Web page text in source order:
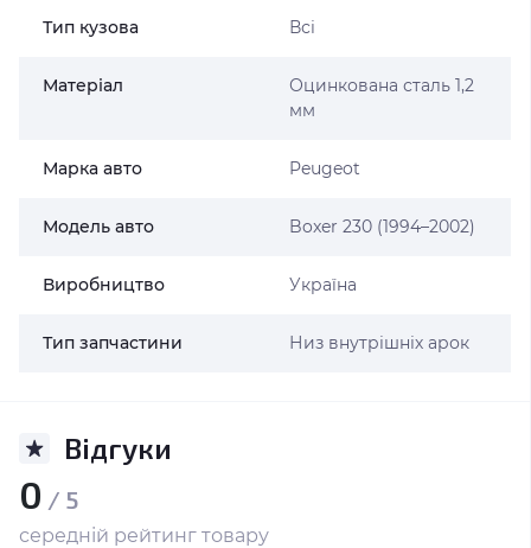
Тип кузова Всі
Матеріал
Оцинкована сталь 1,2
мм
Марка авто Peugeot
Модель авто Boxer 230 (1994–2002)
Виробництво Україна
Тип запчастини Низ внутрішніх арок
Відгуки
0 / 5
середній рейтинг товару